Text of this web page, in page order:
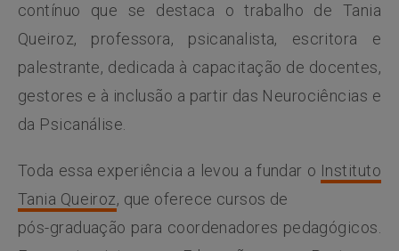
contínuo que se destaca o trabalho de Tania
Queiroz, professora, psicanalista, escritora e
palestrante, dedicada à capacitação de docentes,
gestores e à inclusão a partir das Neurociências e
da Psicanálise.
Toda essa experiência a levou a fundar o Instituto
Tania Queiroz, que oferece cursos de
pós-graduação para coordenadores pedagógicos.